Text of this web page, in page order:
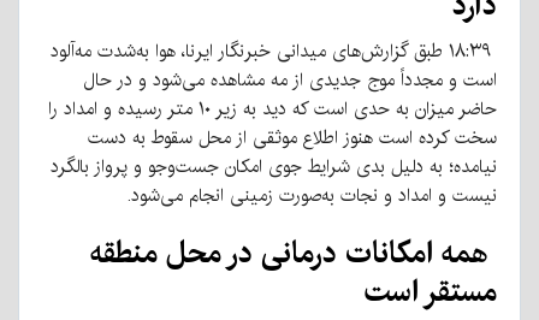
۱۸:۳۹ طبق گزارش‌های میدانی خبرنگار ایرنا، هوا به‌شدت مه‌آلود
است و مجدداً موج جدیدی از مه مشاهده می‌شود و در حال
حاضر میزان به حدی است که دید به زیر ۱۰ متر رسیده و امداد را
سخت کرده است هنوز اطلاع موثقی از محل سقوط به دست
نیامده؛ به دلیل بدی شرایط جوی امکان جست‌وجو و پرواز بالگرد
نیست و امداد و نجات به‌صورت زمینی انجام می‌شود.
همه امکانات درمانی در محل منطقه
مستقر است